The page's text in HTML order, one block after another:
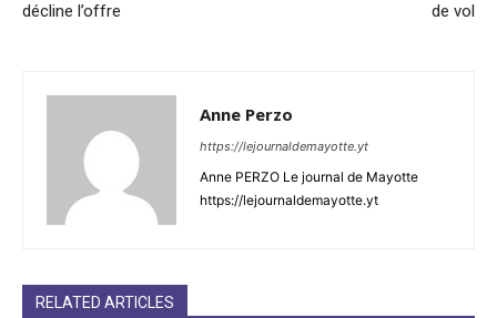
décline l’offre
de vol
Anne Perzo
https://lejournaldemayotte.yt
Anne PERZO Le journal de Mayotte
https://lejournaldemayotte.yt
RELATED ARTICLES